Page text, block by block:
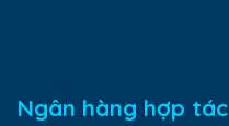
Ngân hàng hợp tác